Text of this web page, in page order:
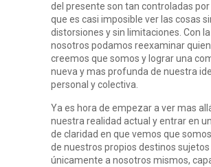
del presente son tan controladas por
que es casi imposible ver las cosas
distorsiones y sin limitaciones. Con
nosotros podamos reexaminar
creemos que somos y lograr una
nueva y mas profunda de nuestra
personal y colectiva.
Ya es hora de empezar a ver mas
nuestra realidad actual y entrar en
de claridad en que vemos que
de nuestros propios destinos sujetos
únicamente a nosotros mismos,